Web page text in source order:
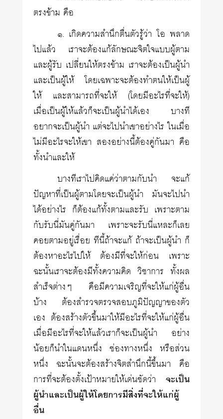
ตรงข้าม คือ
๑. เกิดความสำนึกตื่นตัวรู้ว่า โอ พลาด
ไปแล้ว เราจะต้องแก้ลักษณะจิตใจแบบผู้ตาม
และผู้รับ เปลี่ยนให้ตรงข้าม เราจะต้องเป็นผู้นำ
และเป็นผู้ให้ โดยเฉพาะจะต้องทำตนให้เป็นผู้
ให้ และสามารถที่จะให้ (โดยมีอะไรที่จะให้)
เมื่อเป็นผู้ให้แล้วก็จะเป็นผู้นำได้เอง บางที
อยากจะเป็นผู้นำ แต่จะไปนำเขาอย่างไร ในเมื่อ
ไม่มีอะไรจะให้เขา สองอย่างนี้ต้องคู่กันมา คือ
ทั้งนำและให้
บางทีเราไปคิดแค่ว่าตามกับนำ จะแก้
ปัญหาที่เป็นผู้ตามโดยจะเป็นผู้นำ มันจะไปนำ
ได้อย่างไร ก็ต้องแก้ทั้งตามและรับ เพราะตาม
กับรับนี่มันคู่กันมา เพราะจะรับนี่แหละก็เลย
คอยตามอยู่เรื่อย ทีนี้ถ้าจะแก้ ถ้าจะเป็นผู้นำ ก็
ต้องหาอะไรไปให้ ต้องมีที่จะให้ก่อน เพราะ
ฉะนั้นเราจะต้องมีทั้งความคิด วิชาการ ทั้งผล
สำเร็จต่างๆ คือมีความเจริญที่จะให้แก่ผู้อื่น
บ้าง ต้องสำรวจตรวจสอบภูมิปัญญาของตัว
เอง ต้องสร้างตัวขึ้นมาให้มีอะไรที่จะให้แก่ผู้อื่น
เมื่อมีอะไรที่จะให้แล้วเราก็จะเป็นผู้นำ อย่าง
น้อยก็นำในแดนหนึ่ง ช่องทางหนึ่ง หรือส่วน
หนึ่ง ฉะนั้นจะต้องสร้างจิตสำนึกนี้ขึ้นมา คือ
การที่จะต้องตั้งเป้าหมายให้เด่นชัดว่า จะเป็น
ผู้นำและเป็นผู้ให้โดยการมีสิ่งที่จะให้แก่ผู้
อื่น